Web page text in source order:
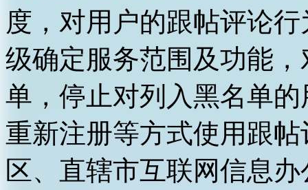
度，对用户的跟帖评论
级确定服务范围及功能
单，停止对列入黑名单
重新注册等方式使用跟
区、直辖市互联网信息